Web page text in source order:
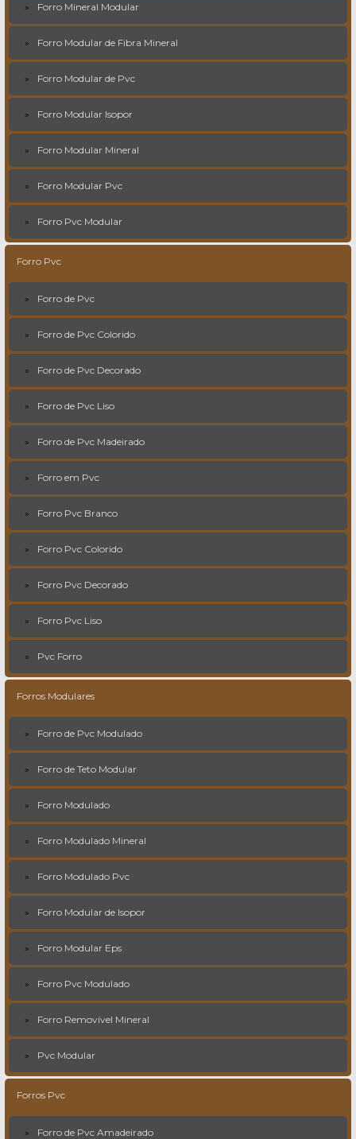
Forro Mineral Modular
Forro Modular de Fibra Mineral
Forro Modular de Pvc
Forro Modular Isopor
Forro Modular Mineral
Forro Modular Pvc
Forro Pvc Modular
Forro Pvc
Forro de Pvc
Forro de Pvc Colorido
Forro de Pvc Decorado
Forro de Pvc Liso
Forro de Pvc Madeirado
Forro em Pvc
Forro Pvc Branco
Forro Pvc Colorido
Forro Pvc Decorado
Forro Pvc Liso
Pvc Forro
Forros Modulares
Forro de Pvc Modulado
Forro de Teto Modular
Forro Modulado
Forro Modulado Mineral
Forro Modulado Pvc
Forro Modular de Isopor
Forro Modular Eps
Forro Pvc Modulado
Forro Removível Mineral
Pvc Modular
Forros Pvc
Forro de Pvc Amadeirado